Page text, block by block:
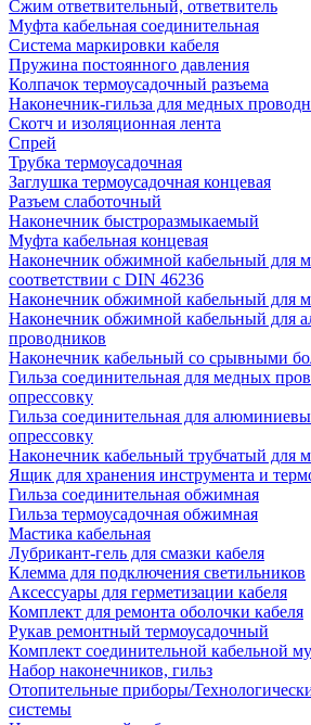
Сжим ответвительный, ответвитель
Муфта кабельная соединительная
Система маркировки кабеля
Пружина постоянного давления
Колпачок термоусадочный разъема
Наконечник-гильза для медных
Скотч и изоляционная лента
Спрей
Трубка термоусадочная
Заглушка термоусадочная концевая
Разъем слаботочный
Наконечник быстроразмыкаемый
Муфта кабельная концевая
Наконечник обжимной кабельный для
соответствии с DIN 46236
Наконечник обжимной кабельный для
Наконечник обжимной кабельный для
проводников
Наконечник кабельный со срывными
Гильза соединительная для медных
опрессовку
Гильза соединительная для
опрессовку
Наконечник кабельный трубчатый для
Ящик для хранения инструмента и
Гильза соединительная обжимная
Гильза термоусадочная обжимная
Мастика кабельная
Лубрикант-гель для смазки кабеля
Клемма для подключения светильников
Аксессуары для герметизации кабеля
Комплект для ремонта оболочки кабеля
Рукав ремонтный термоусадочный
Комплект соединительной кабельной
Набор наконечников, гильз
Отопительные приборы/
системы